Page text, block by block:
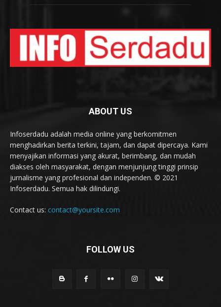
ABOUT US
Infoserdadu adalah media online yang berkomitmen
menghadirkan berita terkini, tajam, dan dapat dipercaya. Kami
menyajikan informasi yang akurat, berimbang, dan mudah
diakses oleh masyarakat, dengan menjunjung tinggi prinsip
jurnalisme yang profesional dan independen. © 2021
Infoserdadu. Semua hak dilindungi.
Contact us: contact@yoursite.com
FOLLOW US